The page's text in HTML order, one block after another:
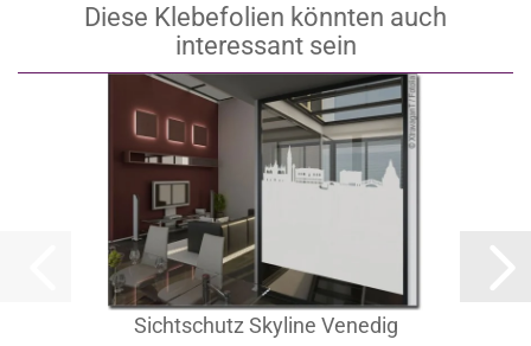
Diese Klebefolien könnten auch
interessant sein
Sichtschutz Skyline Venedig